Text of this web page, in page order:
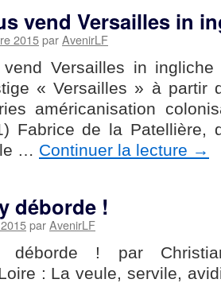
vend Versailles in
2015parAvenirLF
vend Versailles in
« Versailles » à partir
américanisation
Fabrice de la Patellière,
… Continuer la lecture →
déborde !
parAvenirLF
déborde ! par
: La veule, servile,